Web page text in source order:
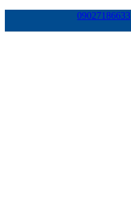
09027186633